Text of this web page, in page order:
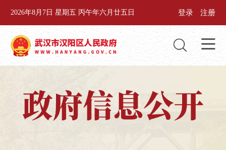
2026年8月7日 星期五 丙午年六月廿五日 登录 注册